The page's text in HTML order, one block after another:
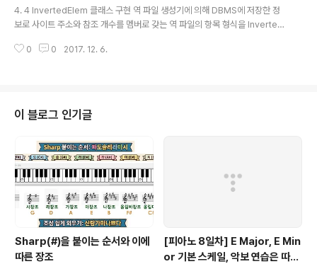
합시다.PostedUrl postedurl;public PostedUrl PUr
l{ get { return postedurl; }} 그리고 웹 사이트 주소를
기억할 필요는 없습니다. 멤버 개체인 postedurl의 Url
4. 4 InvertedElem 클래스 구현 역 파일 생성기에 의해 DBMS에 저장한 정
보로 사이트 주소와 참조 개수를 멤버로 갖는 역 파일의 항목 형식을 Inverted
태소 분석기에 의해 분석한 결과로 사이트 주소와 참조 개수를 멤버로 하여 특
에 의해 DBM ForSearch에게 검색 질의에 포함한 형태소를 역 파일 테이블에
서 포함하는 사이트 주소와 참조 개수를 알아낼 때 결과로 얻..
0 0 2017. 12. 6.
이 블로그 인기글
Sharp(#)을 붙이는 순서와 이에
따른 장조
[피아노 8일차] E Major, E Min
or 기본 스케일, 악보 연습은 따라